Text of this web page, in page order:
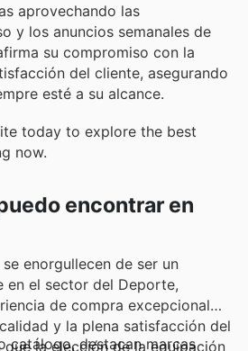
aprovechando las
y los anuncios semanales de
su compromiso con la
del cliente, asegurando
esté a su alcance.
today to explore the best
now.
encontrar en
enorgullecen de ser un
en el sector del Deporte,
de compra excepcional
y la plena satisfacción del
la elección de la equipación
catálogo, destacan marcas